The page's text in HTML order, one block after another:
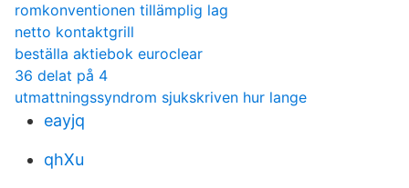
romkonventionen tillämplig lag
netto kontaktgrill
beställa aktiebok euroclear
36 delat på 4
utmattningssyndrom sjukskriven hur lange
eayjq
qhXu